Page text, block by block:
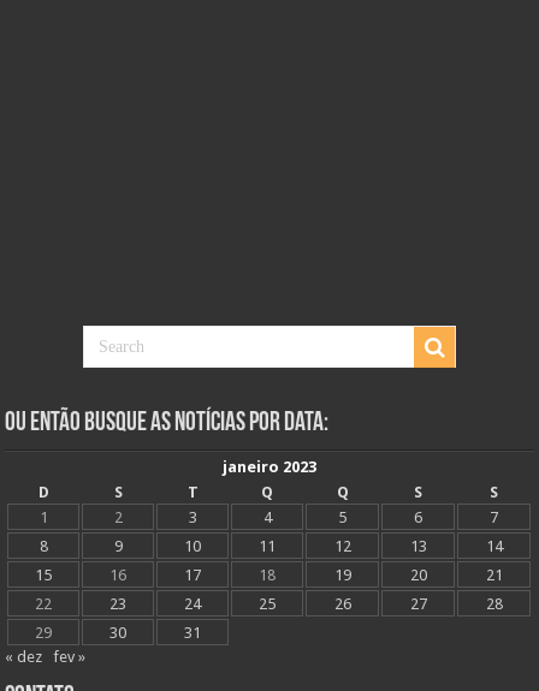
Ou Então Busque as Notícias Por Data:
janeiro 2023
D
S T Q Q S
S
1
2 3 4 5 6
7
8
9 10 11 12 13
14
15
16 17 18 19 20
21
22
23 24 25 26 27
28
29
30
31
« dez
fev »